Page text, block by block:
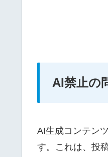
AI禁止の
AI生成コンテン
す。これは、投